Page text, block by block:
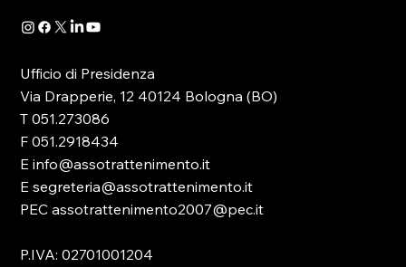
Ufficio di Presidenza
Via Drapperie, 12 40124 Bologna (BO)
T 051.273086
F 051.2918434
E info@assotrattenimento.it
E segreteria@assotrattenimento.it
PEC assotrattenimento2007@pec.it
P.IVA: 02701001204